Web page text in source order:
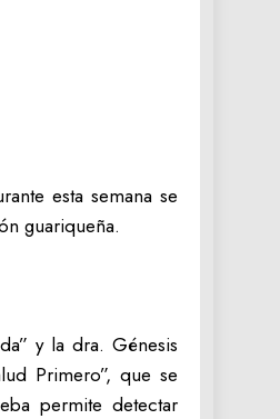
esta semana se
guariqueña.
y la dra. Génesis
Primero”, que se
permite detectar